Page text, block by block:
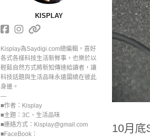
10月底
KISPLAY
Kisplay為Saydigi.com總編輯，喜好
各式各樣科技生活新鮮事，也樂於以
輕鬆自然方式將新知傳達給讀者，讓
科技話題與生活品味永遠圍繞在彼此
身邊。
—
■作者：Kisplay
■主題：3C、生活品味
■連絡方式：Kisplay@gmail.com
■FaceBook：